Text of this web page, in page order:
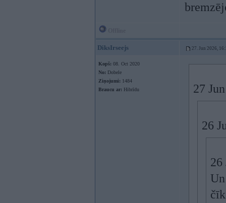
DiksIrseejs 27. Jun 2026,
Kopš: 08. Oct 2020
No: Dobele
Ziņojumi: 1484
Braucu ar: Hibrīdu 27
26
26